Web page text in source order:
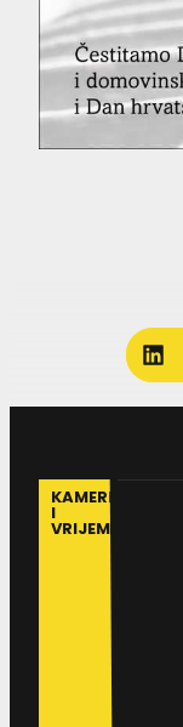
KAMERE
I
VRIJEME